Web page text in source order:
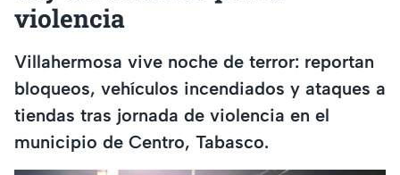
violencia
Villahermosa vive noche de terror: reportan
bloqueos, vehículos incendiados y ataques a
tiendas tras jornada de violencia en el
municipio de Centro, Tabasco.